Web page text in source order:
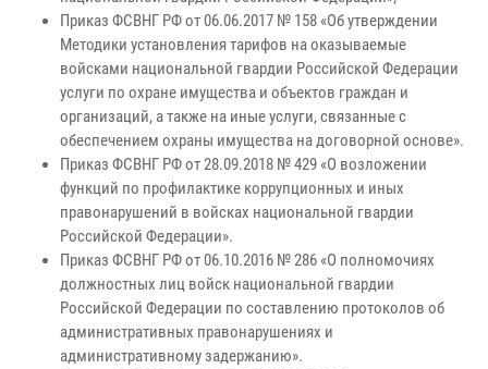
Приказ ФСВНГ РФ от 06.06.2017 № 158 «Об утверждении
Методики установления тарифов на оказываемые
войсками национальной гвардии Российской Федерации
услуги по охране имущества и объектов граждан и
организаций, а также на иные услуги, связанные с
обеспечением охраны имущества на договорной основе».
Приказ ФСВНГ РФ от 28.09.2018 № 429 «О возложении
функций по профилактике коррупционных и иных
правонарушений в войсках национальной гвардии
Российской Федерации».
Приказ ФСВНГ РФ от 06.10.2016 № 286 «О полномочиях
должностных лиц войск национальной гвардии
Российской Федерации по составлению протоколов об
административных правонарушениях и
административному задержанию».